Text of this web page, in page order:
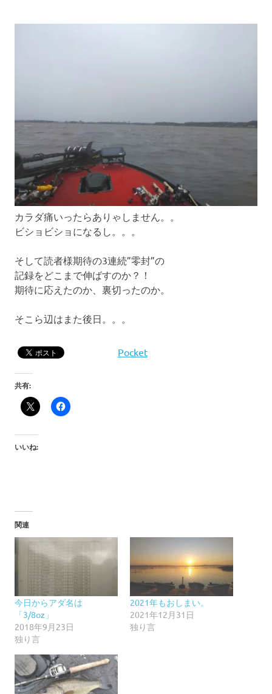
カラダ痛いったらありゃしません。。
ビショビショになるし。。。
そして読者様期待の3連続”零封”の
記録をどこまで伸ばすのか？！
期待に応えたのか、裏切ったのか。
そこら辺はまた後日。。。
Pocket
共有:
いいね:
関連
今日からアダ名は
「3/8oz」
2018年9月23日
独り言
2021年もおしまい。
2021年12月31日
独り言